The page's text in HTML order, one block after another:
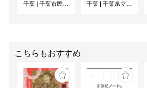
千葉
千葉市民ギャラリー・いなげ
千葉
千葉県立美術館
こちらもおすすめ